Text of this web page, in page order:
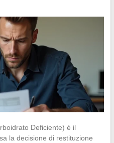
Deficiente) è il
la decisione di restituzione